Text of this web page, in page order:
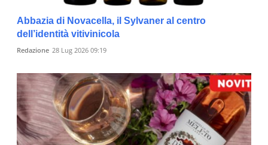
Abbazia di Novacella, il Sylvaner al centro
dell’identità vitivinicola
Redazione 28 Lug 2026 09:19